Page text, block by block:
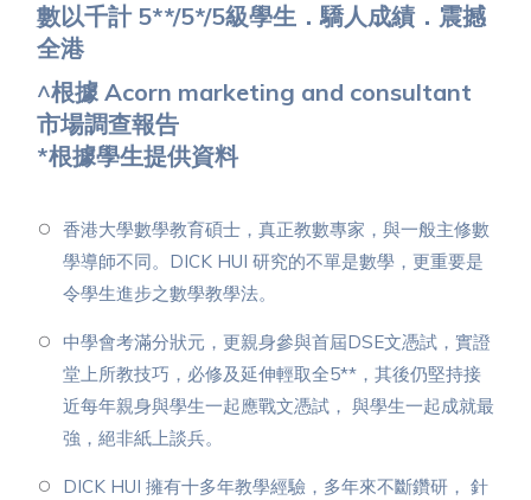
數以千計 5**/5*/5級學生．驕人成績．震撼
全港
^根據 Acorn marketing and consultant
市場調查報告
*根據學生提供資料
香港大學數學教育碩士，真正教數專家，與一般主修數
學導師不同。DICK HUI 研究的不單是數學，更重要是
令學生進步之數學教學法。
中學會考滿分狀元，更親身參與首屆DSE文憑試，實證
堂上所教技巧，必修及延伸輕取全5**，其後仍堅持接
近每年親身與學生一起應戰文憑試， 與學生一起成就最
強，絕非紙上談兵。
DICK HUI 擁有十多年教學經驗，多年來不斷鑽研， 針